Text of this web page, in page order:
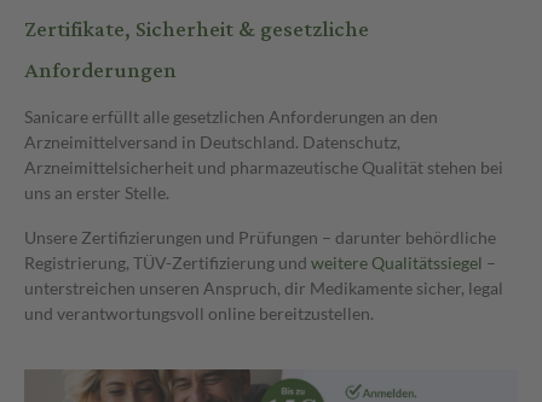
Zertifikate, Sicherheit & gesetzliche
Anforderungen
Sanicare erfüllt alle gesetzlichen Anforderungen an den
Arzneimittelversand in Deutschland. Datenschutz,
Arzneimittelsicherheit und pharmazeutische Qualität stehen bei
uns an erster Stelle.
Unsere Zertifizierungen und Prüfungen – darunter behördliche
Registrierung, TÜV-Zertifizierung und weitere Qualitätssiegel –
unterstreichen unseren Anspruch, dir Medikamente sicher, legal
und verantwortungsvoll online bereitzustellen.